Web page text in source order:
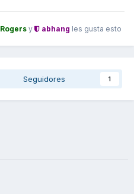
Rogers y abhang les gusta esto
Seguidores 1